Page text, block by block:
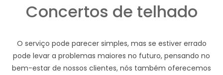
Concertos de telhado
O serviço pode parecer simples, mas se estiver errado
pode levar a problemas maiores no futuro, pensando no
bem-estar de nossos clientes, nós também oferecemos